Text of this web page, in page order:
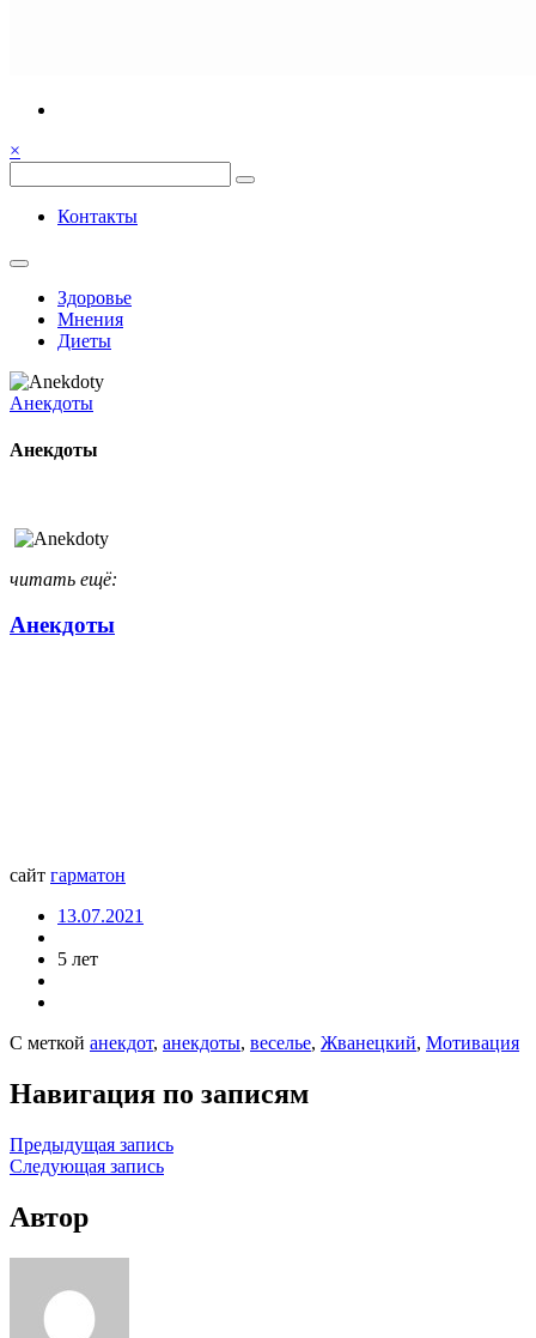
Весёлый и здоровый образ
жизни
Семья, общение, здоровье.
×
Весёлый и здоровый образ жизни
Контакты
Здоровье
Мнения
Диеты
Анекдоты
Анекдоты
читать ещё:
Анекдоты
сайт гарматон
13.07.2021
5 лет
С меткой анекдот, анекдоты, веселье, Жванецкий, Мотивация
Навигация по записям
Предыдущая запись
Следующая запись
Автор